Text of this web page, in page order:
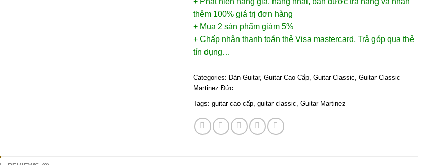
thêm 100% giá trị đơn hàng
+ Mua 2 sản phẩm giảm 5%
+ Chấp nhận thanh toán thẻ Visa mastercard, Trả góp qua thẻ
tín dụng…
Categories: Đàn Guitar, Guitar Cao Cấp, Guitar Classic, Guitar Classic
Martinez Đức
Tags: guitar cao cấp, guitar classic, Guitar Martinez